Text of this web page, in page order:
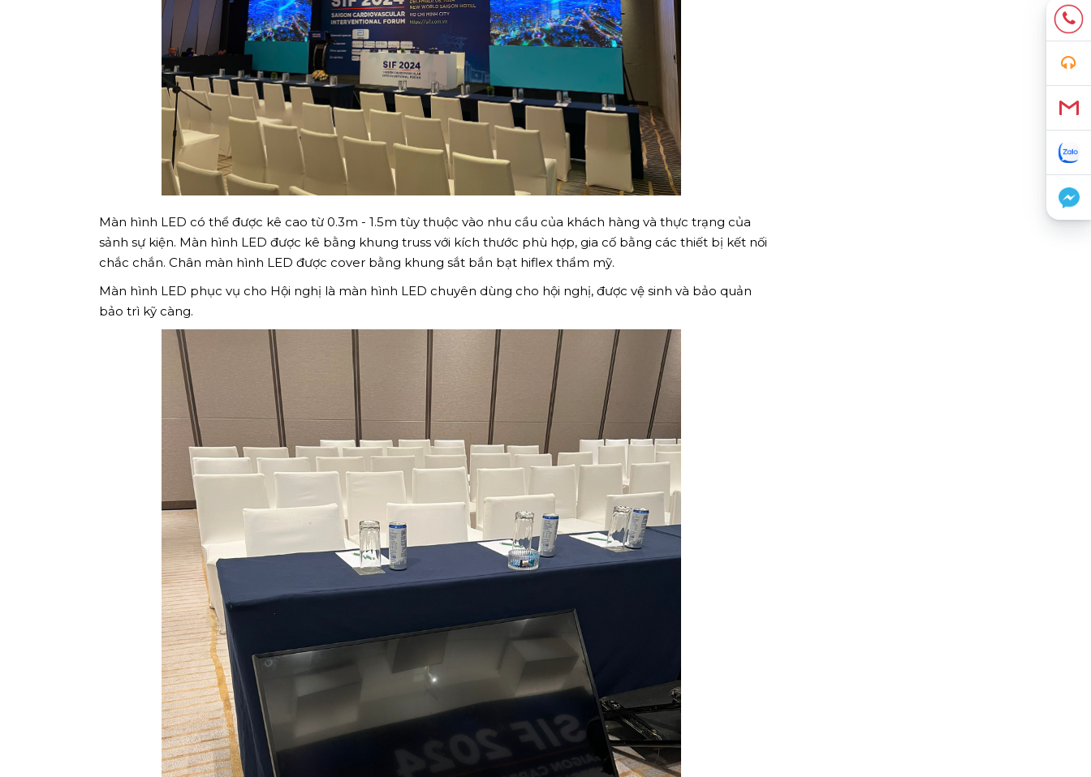
Màn hình LED có thể được kê cao từ 0.3m - 1.5m tùy thuộc vào nhu cầu của khách hàng và thực trạng của
sảnh sự kiện. Màn hình LED được kê bằng khung truss với kích thước phù hợp, gia cố bằng các thiết bị kết nối
chắc chắn. Chân màn hình LED được cover bằng khung sắt bắn bạt hiflex thẩm mỹ.
Màn hình LED phục vụ cho Hội nghị là màn hình LED chuyên dùng cho hội nghị, được vệ sinh và bảo quản
bảo trì kỹ càng.